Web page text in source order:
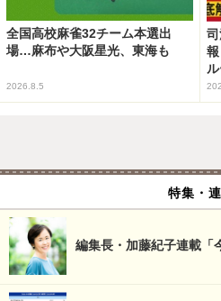
全国高校麻雀32チーム本選出
場…麻布や大阪星光、東海も
2026.8.5
特集・
編集長・加藤紀子連載「